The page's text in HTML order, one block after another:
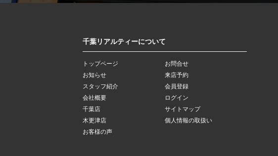
千葉リアルティーについて
トップページ
お知らせ
スタッフ紹介
会社概要
千葉店
木更津店
お客様の声
お問合せ
来店予約
会員登録
ログイン
サイトマップ
個人情報の取扱い